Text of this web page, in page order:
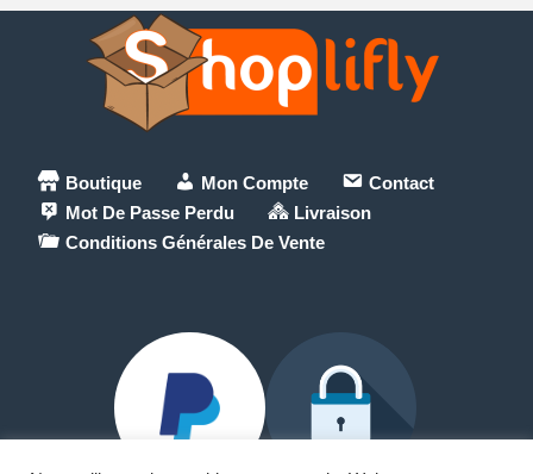
Boutique Mon Compte
Contact
Mot De Passe Perdu
Livraison
Conditions Générales De Vente